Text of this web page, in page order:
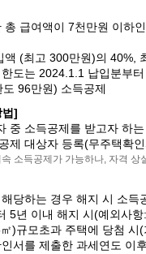
총 급여액이 7천만원 이하
액 (최고 300만원)의 40%,
도는 2024.1.1 납입분부
96만원) 소득공제
법]
중 소득공제를 받고자 하
제 대상자 등록(무주택확
소득공제가 가능하나, 자격 상
당하는 경우 해지 시 소
5년 이내 해지 시(예외사
)규모초과 주택에 당첨 시(
서를 제출한 과세연도 이